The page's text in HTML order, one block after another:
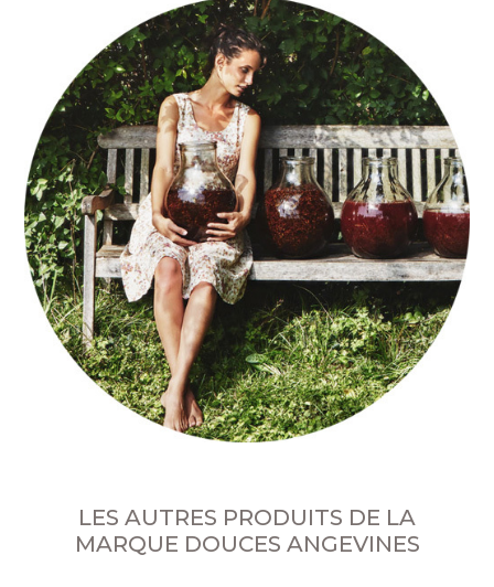
LES AUTRES PRODUITS DE LA
MARQUE DOUCES ANGEVINES